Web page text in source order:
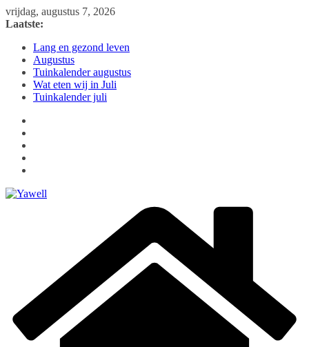
Ga
naar
inhoud
vrijdag, augustus 7, 2026
Laatste:
Lang en gezond leven
Augustus
Tuinkalender augustus
Wat eten wij in Juli
Tuinkalender juli